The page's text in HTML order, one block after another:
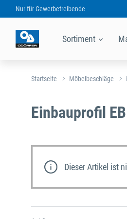
Nur fürGewerbetreibende
Sortiment
Startseite Möbelbeschläge
Einbauprofil
Dieser Artikel ist